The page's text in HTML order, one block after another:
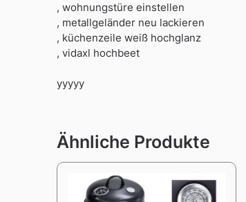
, wohnungstüre einstellen
, metallgeländer neu lackieren
, küchenzeile weiß hochglanz
, vidaxl hochbeet
yyyyy
Ähnliche Produkte